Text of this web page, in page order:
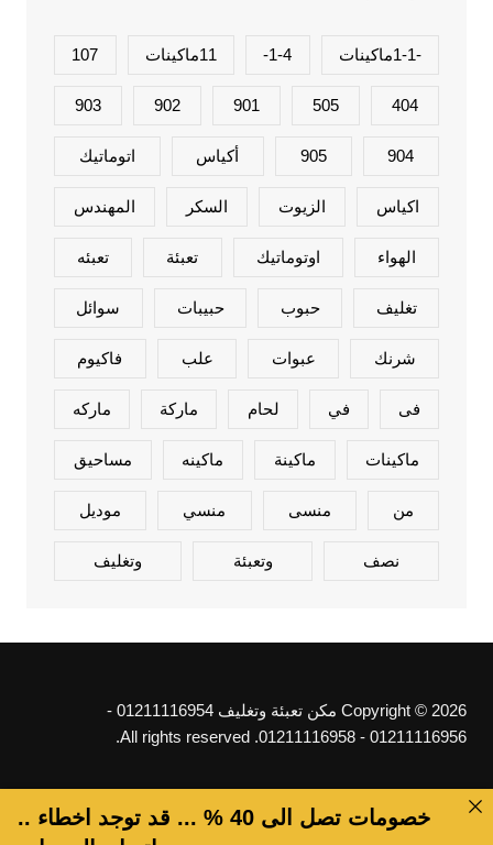
-1-1ماكينات 1-4- 11ماكينات 107
404
505
901
902
903
904
905 أكياس اتوماتيك
اكياس الزيوت السكر المهندس
الهواء اوتوماتيك تعبئة تعبئه
تغليف حبوب حبيبات سوائل
شرنك عبوات علب فاكيوم
فى في لحام ماركة ماركه
ماكينات ماكينة ماكينه مساحيق
من منسى منسي موديل
نصف وتعبئة وتغليف
Copyright © 2026 مكن تعبئة وتغليف 01211116954 -
01211116956 - 01211116958. All rights reserved.
خصومات تصل الى 40 % ... قد توجد اخطاء ..